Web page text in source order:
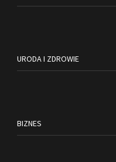
URODA I ZDROWIE
BIZNES